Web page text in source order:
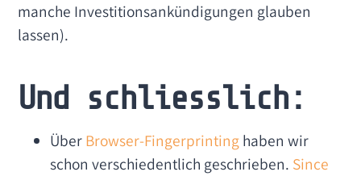
manche Investitionsankündigungen glauben
lassen).
Und schliesslich:
ÜberBrowser-Fingerprintinghaben wir
schon verschiedentlich geschrieben. Since